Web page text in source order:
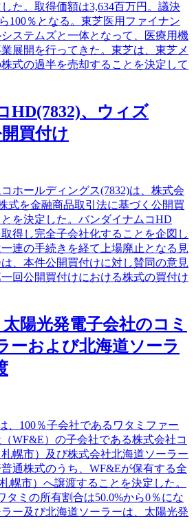
た。取得価額は3,634百万円。議決
100％となる。東芝医用ファイナン
ステムズと一体となって、医療用機
展開を行ってきた。東芝は、東芝メ
式の過半を売却することを決定して
HD(7832)、ウィズ
買付け
ホールディングス(7832)は、株式会
式を金融商品取引法に基づく公開買
を決定した。バンダイナムコHD
得し完全子会社化することを企図し
連の手続きを経て上場廃止となる見
、本件公開買付けに対し賛同の意見
回公開買付けにおける株式の買付け
陽光発電子会社のコミ
ーおよび北海道ソーラ
、100％子会社であるワタミファー
WF&E）の子会社である株式会社コ
幌市）及び株式会社北海道ソーラー
通株式のうち、WF&Eが保有する全
幌市）へ譲渡することを決定した。
タミの所有割合は50.0%から0％にな
ー及び北海道ソーラーは、太陽光発